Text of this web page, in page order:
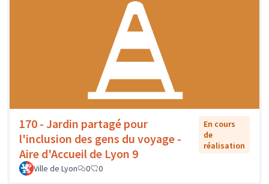
170 - Jardin partagé pour
l'inclusion des gens du voyage -
Aire d'Accueil de Lyon 9
En cours
de
réalisation
Ville de Lyon 0 0